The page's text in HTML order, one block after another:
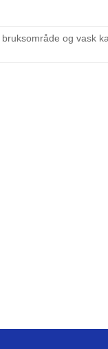
og vask